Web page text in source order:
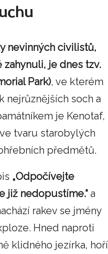
nevinných civilistů,
zahynuli, je dnes tzv.
Park), ve kterém
nejrůznějších soch a
je Kenotaf,
tvaru starobylých
předmětů.
„Odpočívejte
již nedopustíme.“ a
rakev se jmény
Hned naproti
klidného jezírka, hoří